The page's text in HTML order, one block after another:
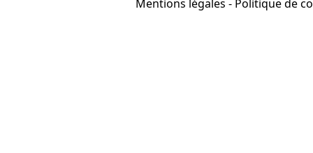
Mentions légales - Politique de